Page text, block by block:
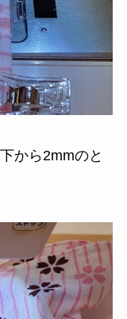
から2mmのと